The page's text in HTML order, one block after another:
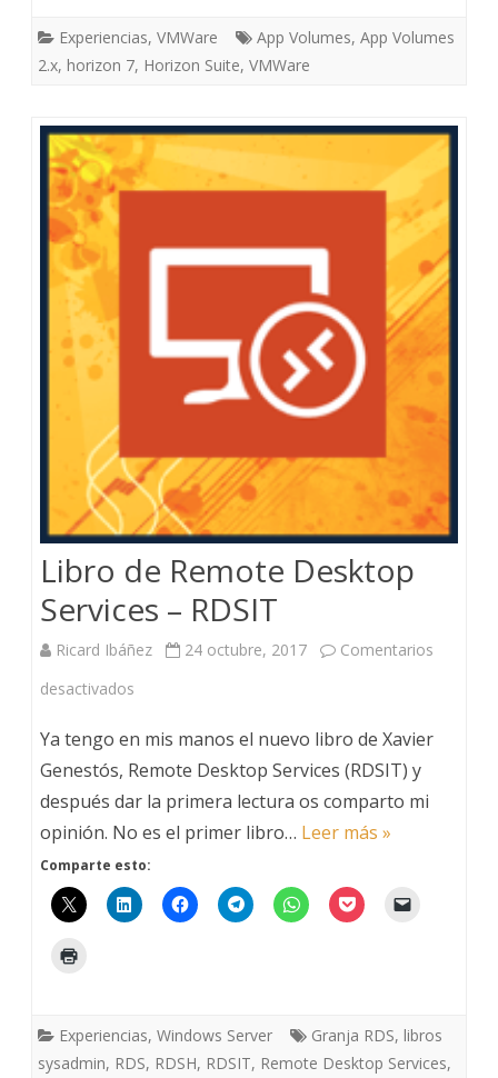
Experiencias, VMWare App Volumes, App Volumes
2.x, horizon 7, Horizon Suite, VMWare
Libro de Remote Desktop
Services – RDSIT
Ricard Ibáñez 24 octubre, 2017
Comentarios
desactivados
de
Remote
Desktop
Services
–
Ya tengo en mis manos el nuevo libro de Xavier
Genestós, Remote Desktop Services (RDSIT) y
después dar la primera lectura os comparto mi
opinión. No es el primer libro… Leer más »
Comparte esto:
Experiencias, Windows Server Granja RDS, libros
sysadmin, RDS, RDSH, RDSIT, Remote Desktop Services,